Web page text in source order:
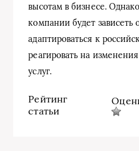
высотам в бизнесе.
компании будет зависеть
адаптироваться к
реагировать на
услуг.
Рейтинг
статьи